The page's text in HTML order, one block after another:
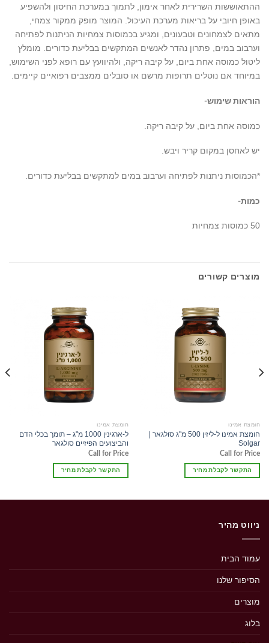
ההתאוששות השרירית לאחר אימון, לתמוך במערכת החיסון ולהשפיע
באופן חיובי על בריאות מערכת העיכול. המוצר מופק ממקור צמחי,
מתאים לצמחונים וטבעונים, ומגיע בכמוסות צמחיות הניתנות לפתיחה
וערבוב במים, פתרון נהדר לאנשים המתקשים בבליעת כדורים. מומלץ
ליטול כמוסה אחת ביום, על קיבה ריקה, ולהיוועץ עם רופא לפני השימוש,
במיוחד אם נוטלים תרופות מרשם או סובלים ממצבים רפואיים קיימים.
הוראות שימוש-
כמוסה אחת ביום, על קיבה ריקה.
יש לאחסן במקום קריר ויבש.
*הכמוסות ניתנות לפתיחה וערבוב במים למתקשים בבליעת כדורים.
כמות-
50 כמוסות צמחיות
מוצרים קשורים
חומצת אמינו
חומצת אמינו ל-ליזין 500 מ"ג סולגאר |
Solgar
Call for Price
התקשר לקבלת מחיר
חומצת אמינו
ל-ארגינין 1000 מ"ג – תומך בכלי הדם
והביצועים הפיזיים סולגאר
Call for Price
התקשר לקבלת מחיר
ניווט מהיר
עמוד הבית
הסיפור שלנו
מוצרים
בלוג